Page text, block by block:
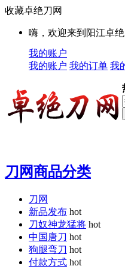
收藏卓绝刀网
嗨，欢迎来到阳江卓
我的账户
我的账户 我的订单 我
刀网商品分类
刀网
新品发布 hot
刀奴神龙猛将 hot
中国唐刀 hot
狗腿弯刀 hot
付款方式 hot